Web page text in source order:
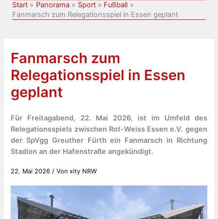
Start Panorama Sport
Fußball
Fanmarsch zum Relegationsspiel in Essen geplant
Fanmarsch zum
Relegationsspiel in Essen
geplant
Für Freitagabend, 22. Mai 2026, ist im Umfeld des
Relegationsspiels zwischen Rot-Weiss Essen e.V. gegen
der SpVgg Greuther Fürth ein Fanmarsch in Richtung
Stadion an der Hafenstraße angekündigt.
22. Mai 2026 / Vonxity NRW